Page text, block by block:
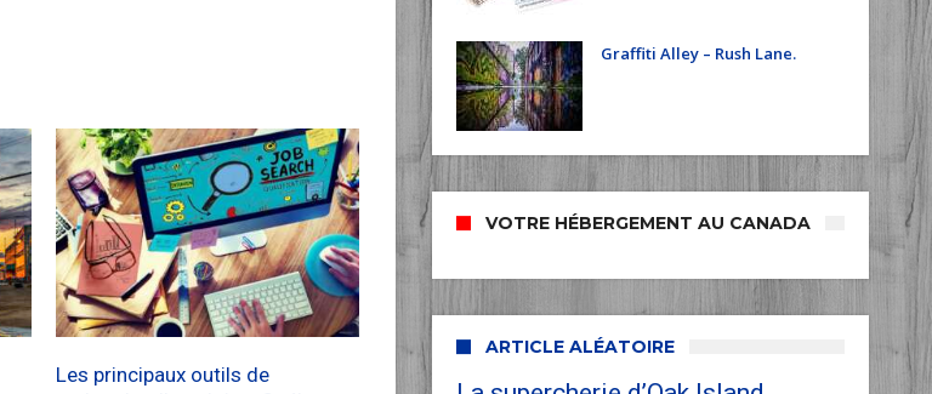
Les principaux outils de
Graffiti Alley – Rush Lane.
VOTRE HÉBERGEMENT AU CANADA
ARTICLE ALÉATOIRE